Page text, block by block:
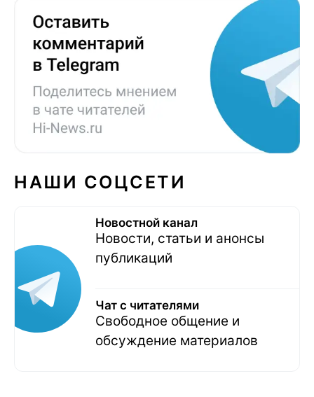
НАШИ СОЦСЕТИ
Новостной канал
Новости, статьи и анонсы
публикаций
Чат с читателями
Свободное общение и
обсуждение материалов